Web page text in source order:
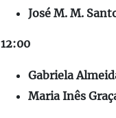
José M. M.
12:00
Gabriela
Maria Inês